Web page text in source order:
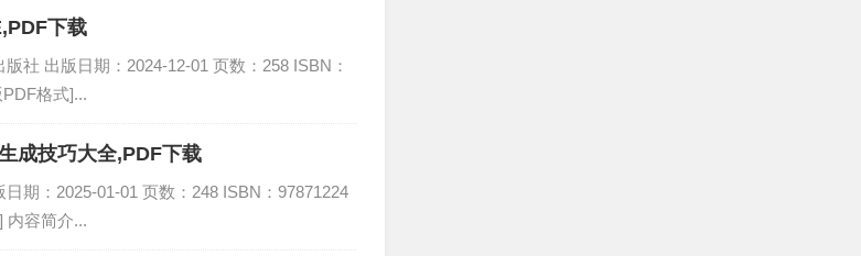
下载
社 出版日期：2024-12-01 页数：258 ISBN：
格式]...
成技巧大全,PDF下载
期：2025-01-01 页数：248 ISBN：97871224
内容简介...